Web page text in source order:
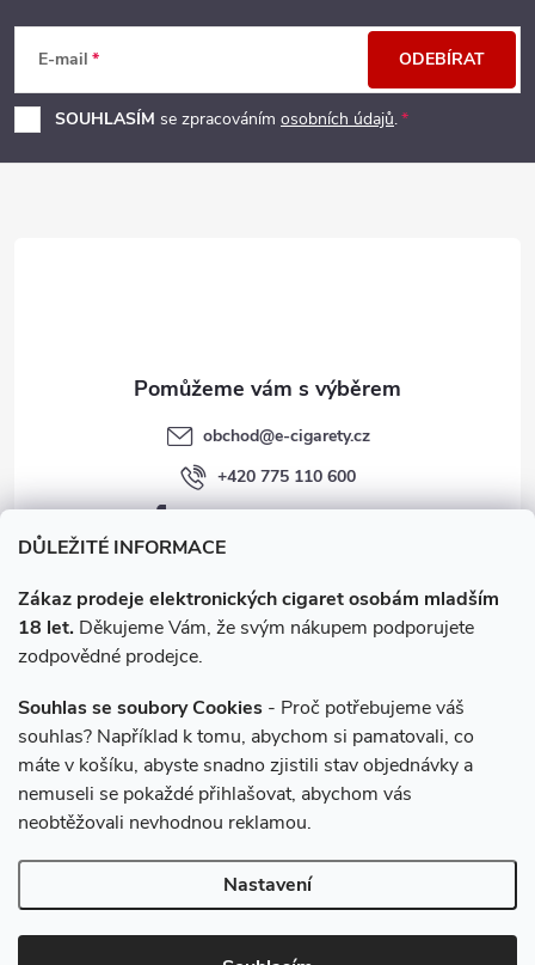
DŮLEŽITÉ INFORMACE
Zákaz prodeje elektronických cigaret osobám mladším
18 let. Děkujeme Vám, že svým nákupem podporujete
zodpovědné prodejce.
Souhlas se soubory Cookies - Proč potřebujeme váš
souhlas? Například k tomu, abychom si pamatovali, co
máte v košíku, abyste snadno zjistili stav objednávky a
nemuseli se pokaždé přihlašovat, abychom vás
neobtěžovali nevhodnou reklamou.
Nastavení
p
a
E-mail
SOUHLASÍM se zpracováním osobních údajů.
ODEBÍRAT
obchod@e-cigarety.cz
+420 775 110 600
facebook.com/e-cigarety.cz
Instagram
Vytvořil Shoptet
e-cigarety.cz. Všechna práva vyhrazena.
nastavení cookies